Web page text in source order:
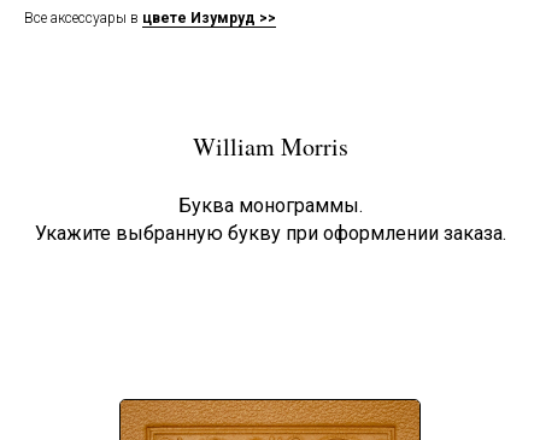
Все аксессуары в цвете Изумруд >>
William Morris
Буква монограммы.
Укажите выбранную букву при оформлении заказа.